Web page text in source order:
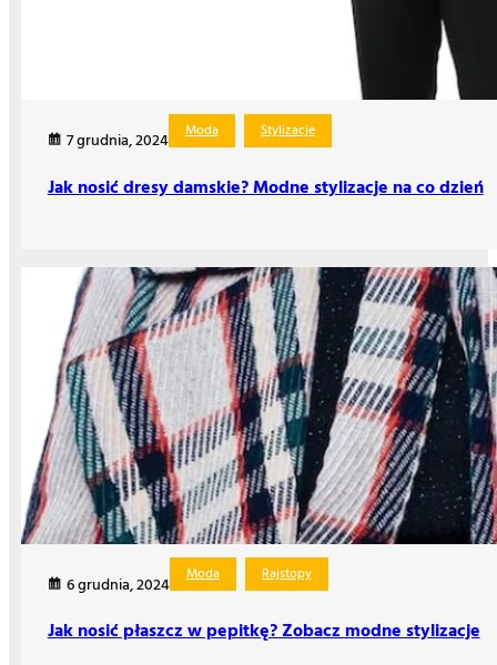
7 grudnia, 2024 Moda Stylizacje
Jak nosić dresy damskie? Modne stylizacje na co dzień
6 grudnia, 2024 Moda Rajstopy
Jak nosić płaszcz w pepitkę? Zobacz modne stylizacje